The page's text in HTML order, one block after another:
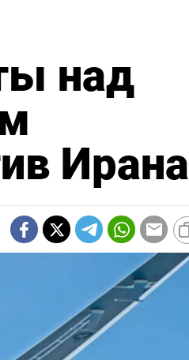
над
Ирана